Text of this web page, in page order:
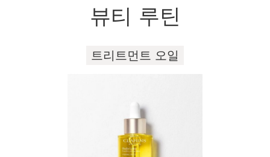
뷰티 루틴
트리트먼트 오일